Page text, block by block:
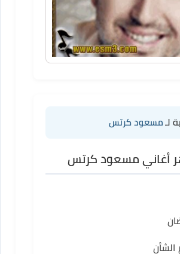
لـ مسعود كرتس
أغاني مسعود كرتس